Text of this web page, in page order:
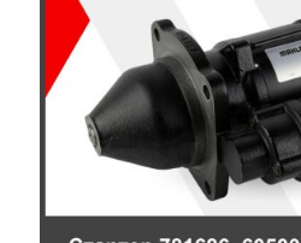
1 из 5
звёзд
2 из 5
звёзд
3 из